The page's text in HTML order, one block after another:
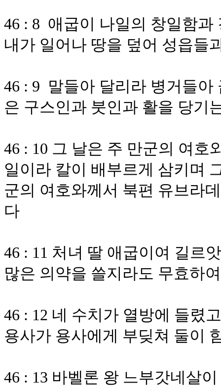
46 : 8 애굽이 나일의 창일함
내가 일어나 땅을 덮어 성읍들
46 : 9 말들아 달리라 병거들
은 구스인과 붓인과 활을 당기
46 : 10 그 날은 주 만군의 여호
일이라 칼이 배부르게 삼키며
군의 여호와께서 북편 유브라
다
46 : 11 처녀 딸 애굽이여 길르
많은 의약을 쓸지라도 무효하
46 : 12 네 수치가 열방에 들렸
용사가 용사에게 부딪쳐 둘이
46 : 13 바벨론 왕 느부갓네살